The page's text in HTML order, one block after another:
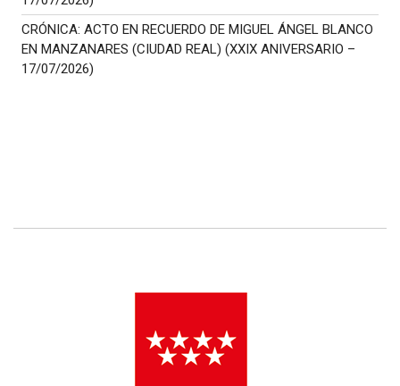
CRÓNICA: ACTO EN RECUERDO DE MIGUEL ÁNGEL BLANCO
EN MANZANARES (CIUDAD REAL) (XXIX ANIVERSARIO –
17/07/2026)